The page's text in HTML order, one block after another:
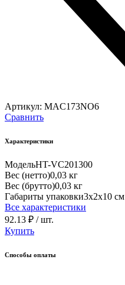
Артикул: MAC173NO6
Сравнить
Характеристики
МодельHT-VC201300
Вес (нетто)0,03 кг
Вес (брутто)0,03 кг
Габариты упаковки3х2х10 см
Все характеристики
92.13 ₽ / шт.
Купить
Способы оплаты